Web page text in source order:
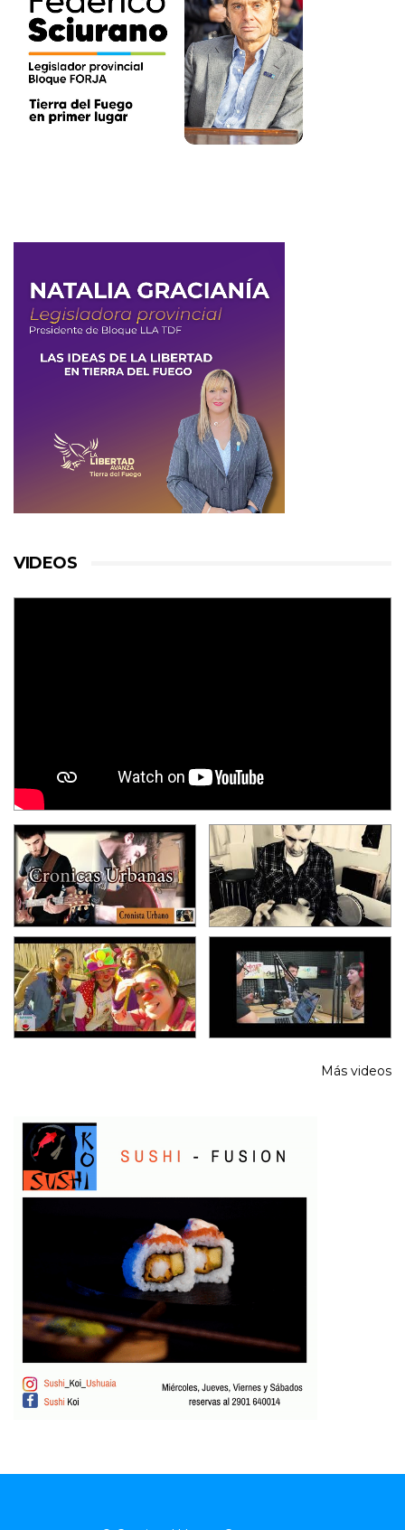
VIDEOS
Más videos